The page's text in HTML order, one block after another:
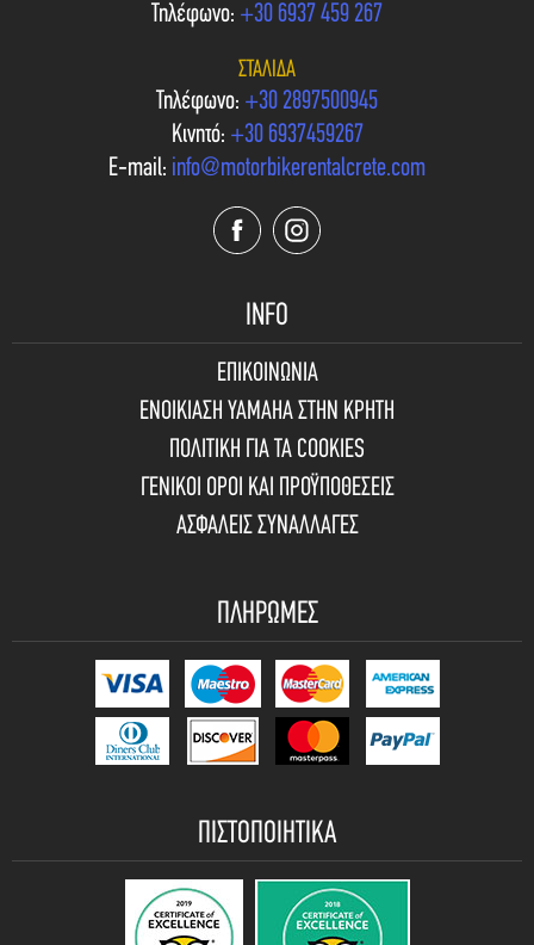
Τηλέφωνο: +30 6937 459 267
ΣΤΑΛΊΔΑ
Τηλέφωνο: +30 2897500945
Κινητό: +30 6937459267
E-mail: info@motorbikerentalcrete.com
INFO
ΕΠΙΚΟΙΝΩΝΙΑ
ΕΝΟΙΚΙΑΣΗ YAMAHA ΣΤΗΝ ΚΡΗΤΗ
ΠΟΛΙΤΙΚΗ ΓΙΑ ΤΑ COOKIES
ΓΕΝΙΚΟΙ ΟΡΟΙ ΚΑΙ ΠΡΟΫΠΟΘΕΣΕΙΣ
ΑΣΦΑΛΕΙΣ ΣΥΝΑΛΛΑΓΕΣ
ΠΛΗΡΩΜΕΣ
ΠΙΣΤΟΠΟΙΗΤΙΚΑ